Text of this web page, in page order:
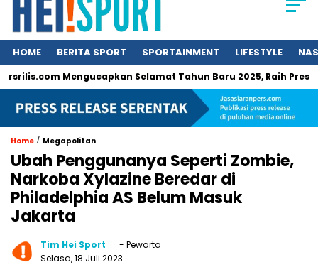
HOME BERITA SPORT SPORTAINMENT LIFESTYLE
Mengucapkan Selamat Tahun Baru 2025, Raih Prestasi
Home / Megapolitan
Ubah Penggunanya Seperti Zombie,
Narkoba Xylazine Beredar di
Philadelphia AS Belum Masuk
Jakarta
Tim Hei Sport
- Pewarta
Selasa, 18 Juli 2023